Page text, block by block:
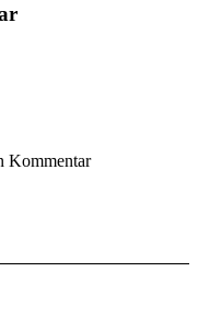
Kommentar